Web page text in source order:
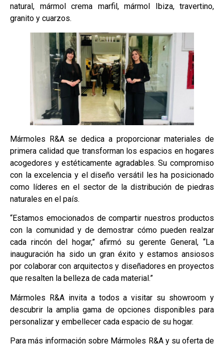
natural, mármol crema marfil, mármol Ibiza, travertino,
granito y cuarzos.
Mármoles R&A se dedica a proporcionar materiales de
primera calidad que transforman los espacios en hogares
acogedores y estéticamente agradables. Su compromiso
con la excelencia y el diseño versátil les ha posicionado
como líderes en el sector de la distribución de piedras
naturales en el país.
“Estamos emocionados de compartir nuestros productos
con la comunidad y de demostrar cómo pueden realzar
cada rincón del hogar,” afirmó su gerente General, “La
inauguración ha sido un gran éxito y estamos ansiosos
por colaborar con arquitectos y diseñadores en proyectos
que resalten la belleza de cada material.”
Mármoles R&A invita a todos a visitar su showroom y
descubrir la amplia gama de opciones disponibles para
personalizar y embellecer cada espacio de su hogar.
Para más información sobre Mármoles R&A y su oferta de